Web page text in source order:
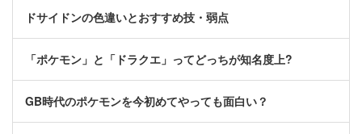
ドサイドンの色違いとおすすめ技・弱点
「ポケモン」と「ドラクエ」ってどっちが知名度上?
GB時代のポケモンを今初めてやっても面白い？